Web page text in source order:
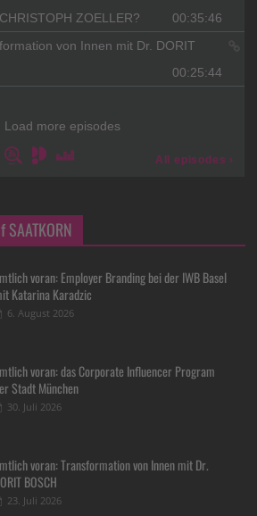
voran: Employer Branding bei der IWB Basel
Katarina Karadzic
6. August 2026
voran: das Corporate Influencer Program
Stadt München
30. Juli 2026
voran: Transformation von Innen mit Dr.
BOSCH
23. Juli 2026